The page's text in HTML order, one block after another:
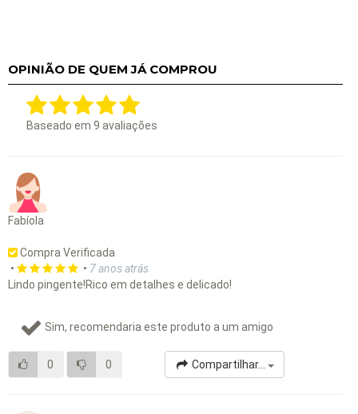
OPINIÃO DE QUEM JÁ COMPROU
Baseado em 9 avaliações
Fabíola
Compra Verificada
•
• 7 anos atrás
Lindo pingente!Rico em detalhes e delicado!
Sim, recomendaria este produto a um amigo
0 0 Compartilhar...